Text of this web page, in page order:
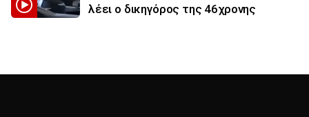
λέει ο δικηγόρος της 46χρονης